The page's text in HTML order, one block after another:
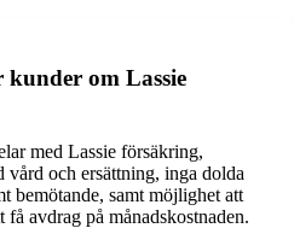
om Lassie
med Lassie försäkring,
och ersättning, inga dolda
bemötande, samt möjlighet att
avdrag på månadskostnaden.